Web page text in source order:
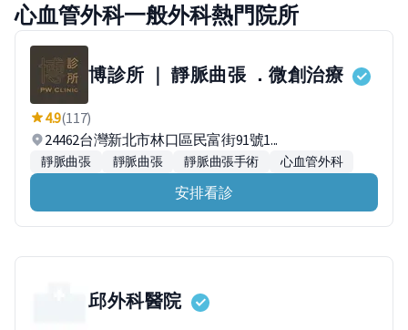
心血管外科一般外科熱門院所
博診所 ｜ 靜脈曲張 ．微創治療
4.9(117)
24462台灣新北市林口區民富街91號1...
靜脈曲張 靜脈曲張 靜脈曲張手術 心血管外科
安排看診
邱外科醫院